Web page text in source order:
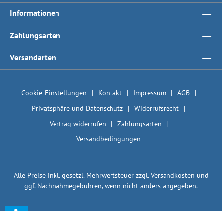
Informationen
Zahlungsarten
Versandarten
Cookie-Einstellungen Kontakt Impressum
AGB
Privatsphäre und Datenschutz
Widerrufsrecht
Vertrag widerrufen
Zahlungsarten
Versandbedingungen
Alle Preise inkl. gesetzl. Mehrwertsteuer zzgl.Versandkosten und
ggf. Nachnahmegebühren, wenn nicht anders angegeben.